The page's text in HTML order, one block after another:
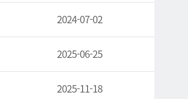
2024-07-02
2025-06-25
2025-11-18